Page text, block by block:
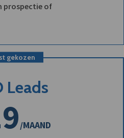
prospectie of
gekozen
Leads
/MAAND